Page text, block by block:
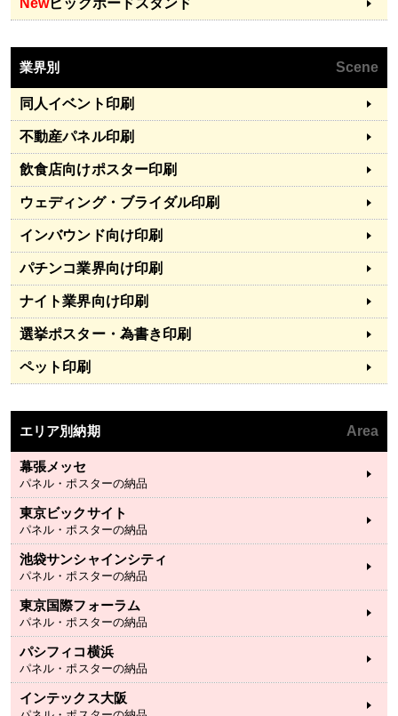
業界別 Scene
同人イベント印刷
不動産パネル印刷
飲食店向けポスター印刷
ウェディング・ブライダル印刷
インバウンド向け印刷
パチンコ業界向け印刷
ナイト業界向け印刷
選挙ポスター・為書き印刷
ペット印刷
エリア別納期 Area
幕張メッセ
パネル・ポスターの納品
東京ビックサイト
パネル・ポスターの納品
池袋サンシャインシティ
パネル・ポスターの納品
東京国際フォーラム
パネル・ポスターの納品
パシフィコ横浜
パネル・ポスターの納品
インテックス大阪